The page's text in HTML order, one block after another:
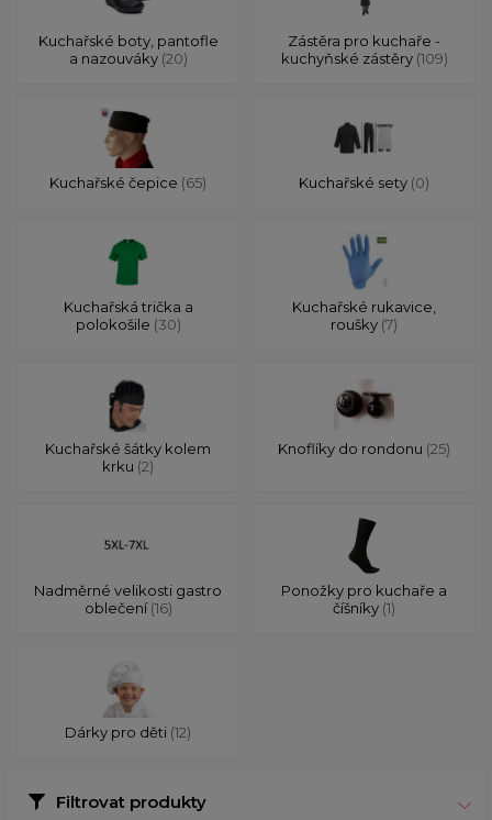
Kuchařské boty, pantofle
a nazouváky (20)
Zástěra pro kuchaře -
kuchyňské zástěry (109)
Kuchařské čepice (65) Kuchařské sety (0)
Kuchařská trička a
polokošile (30)
Kuchařské rukavice,
roušky (7)
Kuchařské šátky kolem
krku (2)
Knoflíky do rondonu (25)
Nadměrné velikosti gastro
oblečení(16)
Ponožky pro kuchaře a
číšníky (1)
Dárky pro děti (12)
Filtrovat produkty